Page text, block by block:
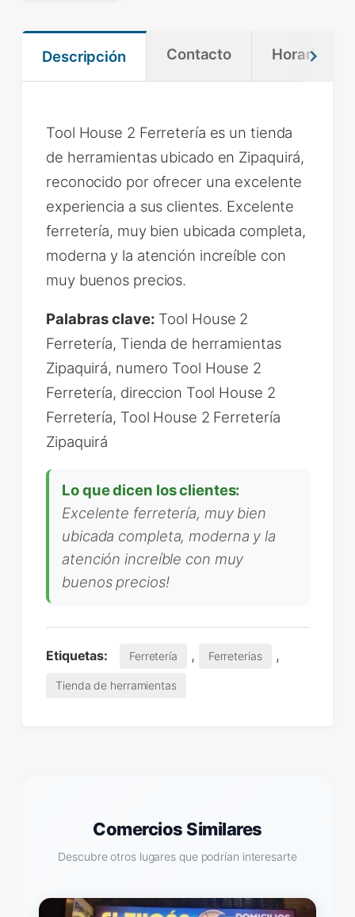
Descripción Contacto Horario
Tool House 2 Ferretería es un tienda
de herramientas ubicado en Zipaquirá,
reconocido por ofrecer una excelente
experiencia a sus clientes. Excelente
ferretería, muy bien ubicada completa,
moderna y la atención increíble con
muy buenos precios.
Palabras clave: Tool House 2
Ferretería, Tienda de herramientas
Zipaquirá, numero Tool House 2
Ferretería, direccion Tool House 2
Ferretería, Tool House 2 Ferretería
Zipaquirá
Lo que dicen los clientes:
Excelente ferretería, muy bien
ubicada completa, moderna y la
atención increíble con muy
buenos precios!
Etiquetas: Ferretería , Ferreterias ,
Tienda de herramientas
Comercios Similares
Descubre otros lugares que podrían interesarte